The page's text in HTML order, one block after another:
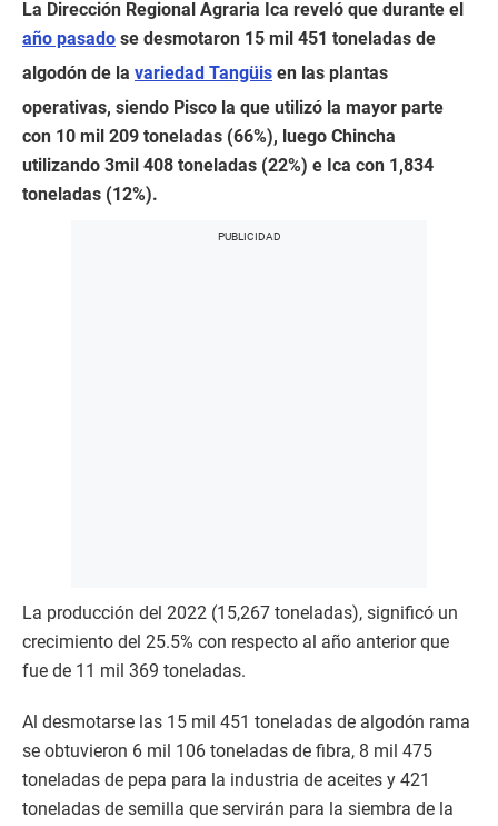
La Dirección Regional Agraria Ica reveló que durante el
año pasado se desmotaron 15 mil 451 toneladas de
algodón de la variedad Tangüis en las plantas
operativas, siendo Pisco la que utilizó la mayor parte
con 10 mil 209 toneladas (66%), luego Chincha
utilizando 3mil 408 toneladas (22%) e Ica con 1,834
toneladas (12%).
La producción del 2022 (15,267 toneladas), significó un
crecimiento del 25.5% con respecto al año anterior que
fue de 11 mil 369 toneladas.
Al desmotarse las 15 mil 451 toneladas de algodón rama
se obtuvieron 6 mil 106 toneladas de fibra, 8 mil 475
toneladas de pepa para la industria de aceites y 421
toneladas de semilla que servirán para la siembra de la